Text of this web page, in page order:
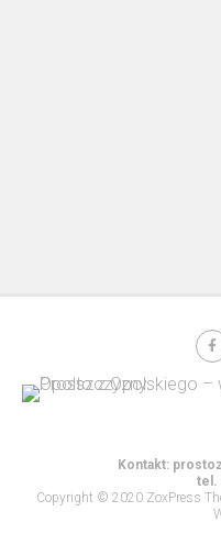
Kontakt:
tel.
Copyright © 2020 ZoxPress